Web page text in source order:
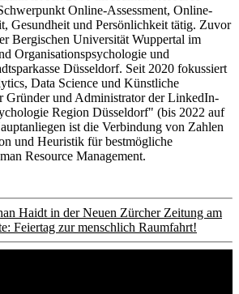
Online-Assessment, Online-
Gesundheit und Persönlichkeit tätig. Zuvor
Bergischen Universität Wuppertal im
Organisationspsychologie und
Düsseldorf. Seit 2020 fokussiert
Data Science und Künstliche
Gründer und Administrator der LinkedIn-
Region Düsseldorf" (bis 2022 auf
ist die Verbindung von Zahlen
und Heuristik für bestmögliche
Resource Management.
Haidt in der Neuen Zürcher Zeitung am
Feiertag zur menschlich Raumfahrt!